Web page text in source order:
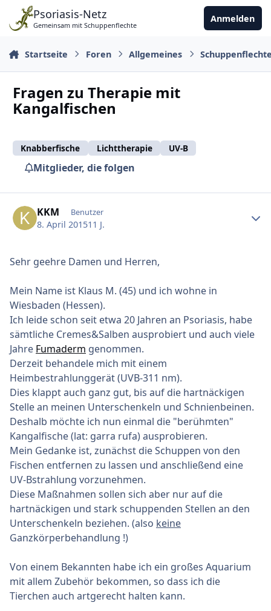
Zu Inhalt springen
Psoriasis-Netz
Gemeinsam mit Schuppenflechte
Anmelden
Startseite Foren Allgemeines
Fragen zu Therapie mit
Kangalfischen
Knabberfische Lichttherapie UV-B
Mitglieder, die folgen
KKM Benutzer
8. April 201511 J.
Sehr geehre Damen und Herren,
Mein Name ist Klaus M. (45) und ich wohne in
Wiesbaden (Hessen).
Ich leide schon seit etwa 20 Jahren an Psoriasis, habe
sämtliche Cremes&Salben ausprobiert und auch viele
Jahre Fumaderm genommen.
Derzeit behandele mich mit einem
Heimbestrahlunggerät (UVB-311 nm).
Dies klappt auch ganz gut, bis auf die hartnäckigen
Stelle an meinen Unterschenkeln und Schnienbeinen.
Deshalb möchte ich nun einmal die "berühmten"
Kangalfische (lat: garra rufa) ausprobieren.
Mein Gedanke ist, zunächst die Schuppen von den
Fischen entfernen zu lassen und anschließend eine
UV-Bstrahlung vorzunehmen.
Diese Maßnahmen sollen sich aber nur auf die
hartnäckigen und stark schuppenden Stellen an den
Unterschenkeln beziehen. (also keine
Ganzkörperbehandlung !)
Von einem Bekannten habe ich ein großes Aquarium
mit allem Zubehör bekommen, so dass ich die
Tierchen auch artgerecht halten kann.